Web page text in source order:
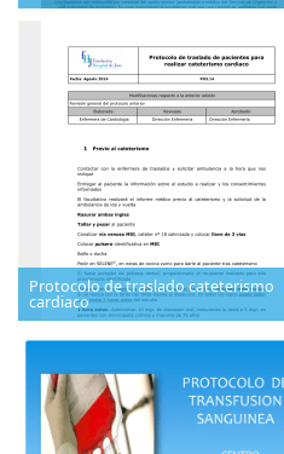
Protocolo de traslado cateterismo
cardiaco